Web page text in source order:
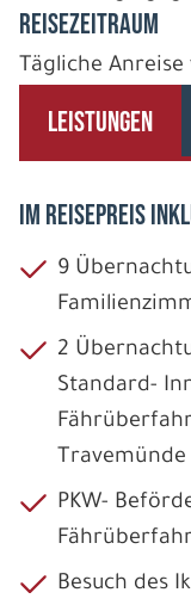
REISEZEITRAUM
Tägliche
LEISTUNGEN
IM REISEPREIS
9
2
Standard-
PKW-
Besuch des